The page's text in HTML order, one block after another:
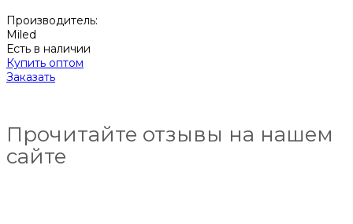
Производитель:
Miled
Есть в наличии
Купить оптом
Заказать
Прочитайте отзывы на нашем
сайте